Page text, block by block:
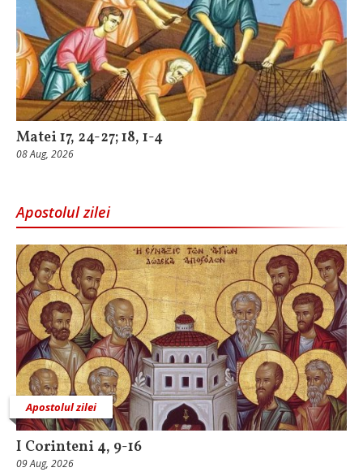
Matei 17, 24-27; 18, 1-4
08 Aug, 2026
Apostolul zilei
Apostolul zilei
I Corinteni 4, 9-16
09 Aug, 2026